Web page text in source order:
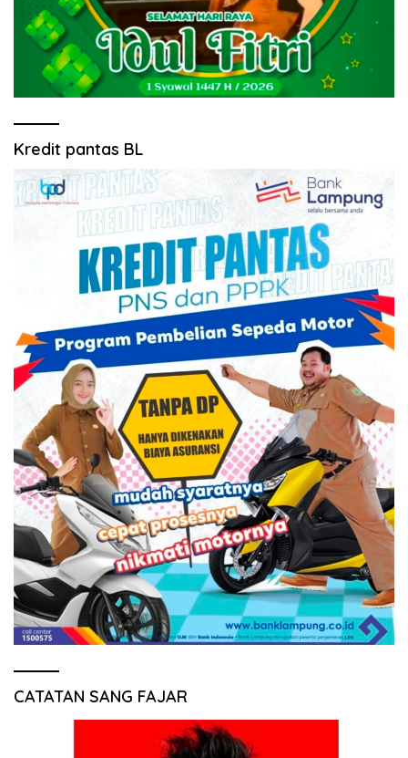
Kredit pantas BL
CATATAN SANG FAJAR